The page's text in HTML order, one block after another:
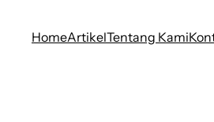
HomeArtikelTentang Kami